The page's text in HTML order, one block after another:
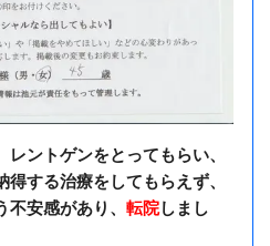
ントゲンをとってもらい、
する治療をしてもらえず、
安感があり、 転院しまし